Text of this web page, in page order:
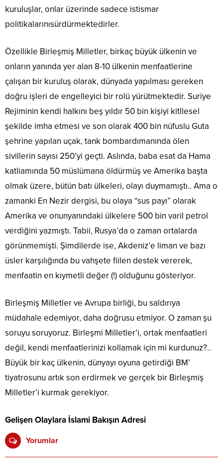
kuruluşlar, onlar üzerinde sadece istismar
politikalarınısürdürmektedirler.
Özellikle Birleşmiş Milletler, birkaç büyük ülkenin ve
onların yanında yer alan 8-10 ülkenin menfaatlerine
çalışan bir kuruluş olarak, dünyada yapılması gereken
doğru işleri de engelleyici bir rolü yürütmektedir. Suriye
Rejiminin kendi halkını beş yıldır 50 bin kişiyi kitllesel
şekilde imha etmesi ve son olarak 400 bin nüfuslu Guta
şehrine yapılan uçak, tank bombardımanında ölen
sivillerin sayısı 250’yi geçti. Aslında, baba esat da Hama
katliamında 50 müslümana öldürmüş ve Amerika başta
olmak üzere, bütün batı ülkeleri, olayı duymamıştı.. Ama o
zamanki En Nezir dergisi, bu olaya “sus payı” olarak
Amerika ve onunyanındaki ülkelere 500 bin varil petrol
verdiğini yazmıştı. Tabii, Rusya’da o zaman ortalarda
görünmemişti. Şimdilerde ise, Akdeniz’e liman ve bazı
üsler karşılığında bu vahşete fiilen destek vererek,
menfaatin en kıymetli değer (!) olduğunu gösteriyor.
Birleşmiş Milletler ve Avrupa birliği, bu saldırıya
müdahale edemiyor, daha doğrusu etmiyor. O zaman şu
soruyu soruyoruz. Birleşmi Milletler’i, ortak menfaatleri
değil, kendi menfaatlerinizi kollamak için mi kurdunuz?..
Büyük bir kaç ülkenin, dünyayı oyuna getirdiği BM’
tiyatrosunu artık son erdirmek ve gerçek bir Birleşmiş
Milletler’i kurmak gerekiyor.
Gelişen Olaylara İslami Bakışın Adresi
Yorumlar